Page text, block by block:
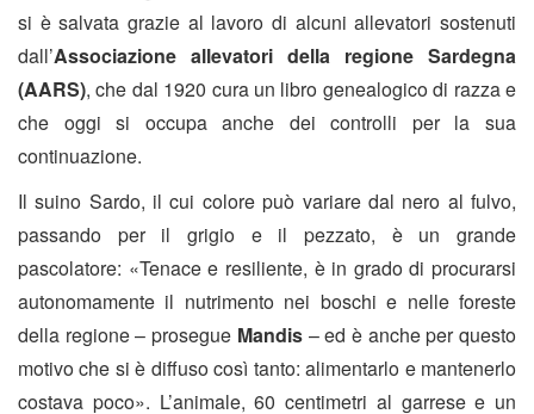
si è salvata grazie al lavoro di alcuni allevatori sostenuti
dall’Associazione allevatori della regione Sardegna
(AARS), che dal 1920 cura un libro genealogico di razza e
che oggi si occupa anche dei controlli per la sua
continuazione.
Il suino Sardo, il cui colore può variare dal nero al fulvo,
passando per il grigio e il pezzato, è un grande
pascolatore: «Tenace e resiliente, è in grado di procurarsi
autonomamente il nutrimento nei boschi e nelle foreste
della regione – prosegue Mandis– ed è anche per questo
motivo che si è diffuso così tanto: alimentarlo e mantenerlo
costava poco». L’animale, 60 centimetri al garrese e un